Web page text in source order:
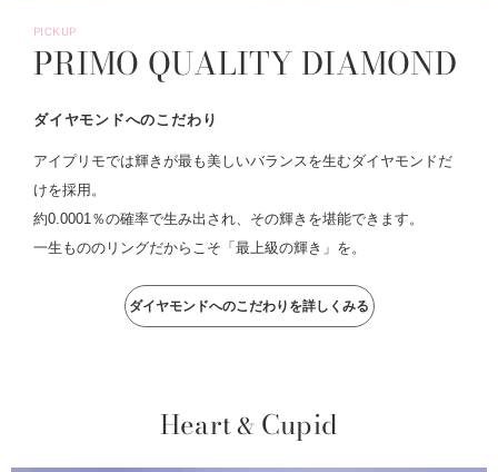
PICKUP
PRIMO QUALITY DIAMOND
ダイヤモンドへのこだわり
アイプリモでは輝きが最も美しいバランスを生むダイヤモンドだ
けを採用。
約0.0001％の確率で生み出され、その輝きを堪能できます。
一生もののリングだからこそ「最上級の輝き」を。
ダイヤモンドへのこだわりを詳しくみる
Heart& Cupid